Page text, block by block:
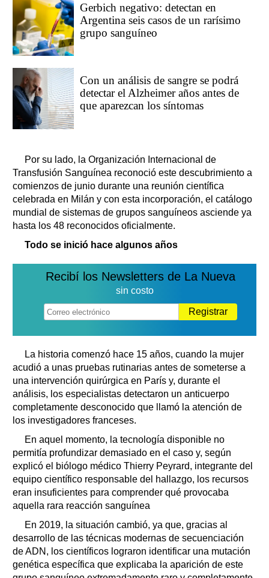
Gerbich negativo: detectan en
Argentina seis casos de un rarísimo
grupo sanguíneo
Con un análisis de sangre se podrá
detectar el Alzheimer años antes de
que aparezcan los síntomas
Por su lado, la Organización Internacional de
Transfusión Sanguínea reconoció este descubrimiento a
comienzos de junio durante una reunión científica
celebrada en Milán y con esta incorporación, el catálogo
mundial de sistemas de grupos sanguíneos asciende ya
hasta los 48 reconocidos oficialmente.
Todo se inició hace algunos años
Recibí los Newsletters de La Nueva
sin costo
Registrar
La historia comenzó hace 15 años, cuando la mujer
acudió a unas pruebas rutinarias antes de someterse a
una intervención quirúrgica en París y, durante el
análisis, los especialistas detectaron un anticuerpo
completamente desconocido que llamó la atención de
los investigadores franceses.
En aquel momento, la tecnología disponible no
permitía profundizar demasiado en el caso y, según
explicó el biólogo médico Thierry Peyrard, integrante del
equipo científico responsable del hallazgo, los recursos
eran insuficientes para comprender qué provocaba
aquella rara reacción sanguínea
En 2019, la situación cambió, ya que, gracias al
desarrollo de las técnicas modernas de secuenciación
de ADN, los científicos lograron identificar una mutación
genética específica que explicaba la aparición de este